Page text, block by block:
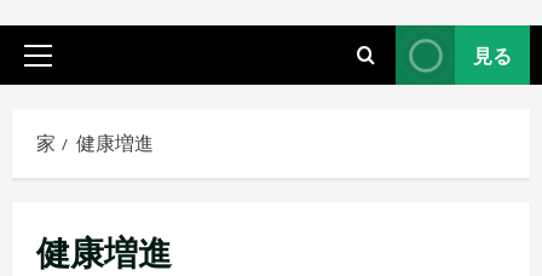
ま
プ
イ
マ
ニ
見る
家 健康増進
健康増進